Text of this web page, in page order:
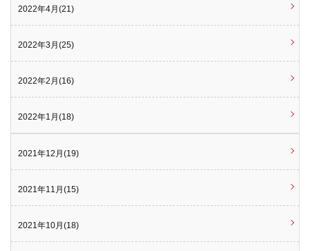
2022年4月(21)
2022年3月(25)
2022年2月(16)
2022年1月(18)
2021年12月(19)
2021年11月(15)
2021年10月(18)